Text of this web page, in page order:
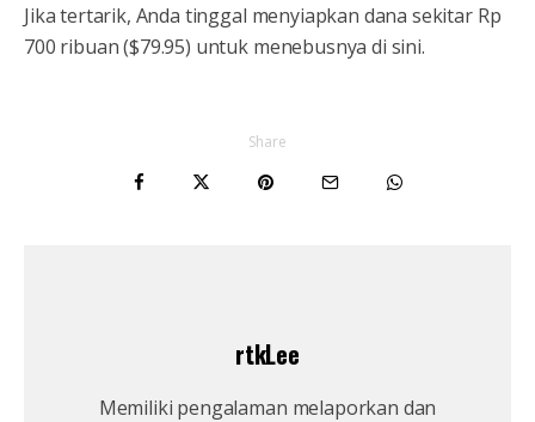
Jika tertarik, Anda tinggal menyiapkan dana sekitar Rp
700 ribuan ($79.95) untuk menebusnya di sini.
Share
rtkLee
Memiliki pengalaman melaporkan dan